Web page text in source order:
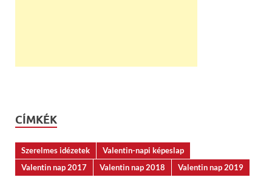
CÍMKÉK
Szerelmes idézetek
Valentin-napi képeslap
Valentin nap 2017
Valentin nap 2018 Valentin nap 2019